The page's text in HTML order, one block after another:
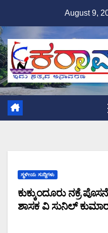
content
August 9,
ಸ್ಥಳೀಯ ಸುದ್ದಿಗಳು
ಕುಕ್ಕುಂದೂರು ನಕ್ರೆ
ಶಾಸಕ ವಿ ಸುನಿಲ್